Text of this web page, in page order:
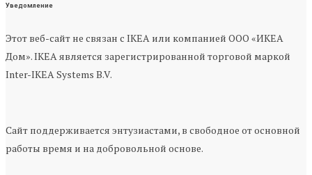
Уведомление
Этот веб-сайт не связан с IKEA или компанией ООО «ИКЕА
Дом». IKEA является зарегистрированной торговой маркой
Inter-IKEA Systems B.V.
Сайт поддерживается энтузиастами, в свободное от основной
работы время и на добровольной основе.